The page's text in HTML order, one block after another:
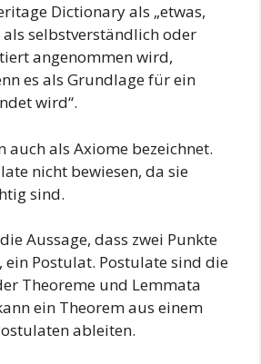
Dictionary als „etwas,
als selbstverständlich oder
angenommen wird,
es als Grundlage für ein
wird“.
auch als Axiome bezeichnet.
nicht bewiesen, da sie
sind.
Aussage, dass zwei Punkte
ein Postulat. Postulate sind die
Theoreme und Lemmata
ein Theorem aus einem
ableiten.